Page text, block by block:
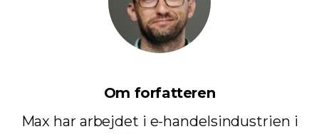
Om forfatteren
Max har arbejdet i e-handelsindustrien i